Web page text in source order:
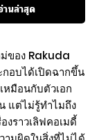
านล่าสุด
ของ Rakuda
กอบได้เปิดฉากขึ้น
หมือนกับตัวเอก
แต่ไม่รู้ทำไมถึง
งราวเลิฟคอเมดี้